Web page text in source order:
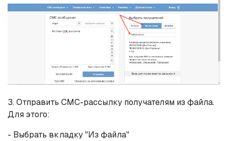
3. Отправить СМС-рассылку получателям из файла.
Для этого:
- Выбрать вкладку "Из файла"